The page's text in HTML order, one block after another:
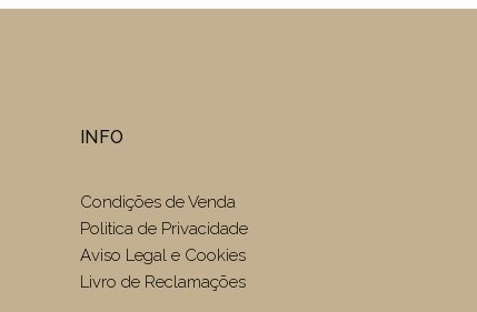
INFO
Condições de Venda
Politica de Privacidade
Aviso Legal e Cookies
Livro de Reclamações